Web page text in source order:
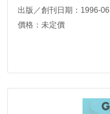
出版／創刊日期：1996-06
價格：未定價